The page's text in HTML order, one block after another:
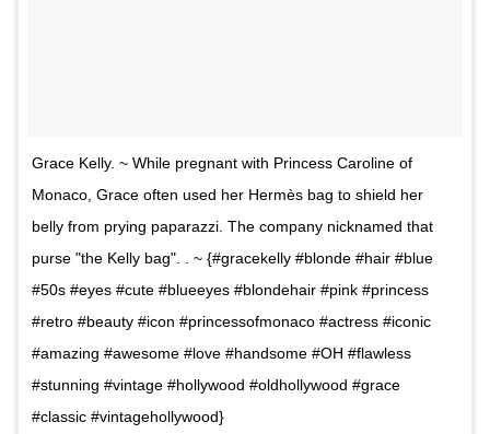
Grace Kelly. ~ While pregnant with Princess Caroline of
Monaco, Grace often used her Hermès bag to shield her
belly from prying paparazzi. The company nicknamed that
purse "the Kelly bag". . ~ {#gracekelly #blonde #hair #blue
#50s #eyes #cute #blueeyes #blondehair #pink #princess
#retro #beauty #icon #princessofmonaco #actress #iconic
#amazing #awesome #love #handsome #OH #flawless
#stunning #vintage #hollywood #oldhollywood #grace
#classic #vintagehollywood}